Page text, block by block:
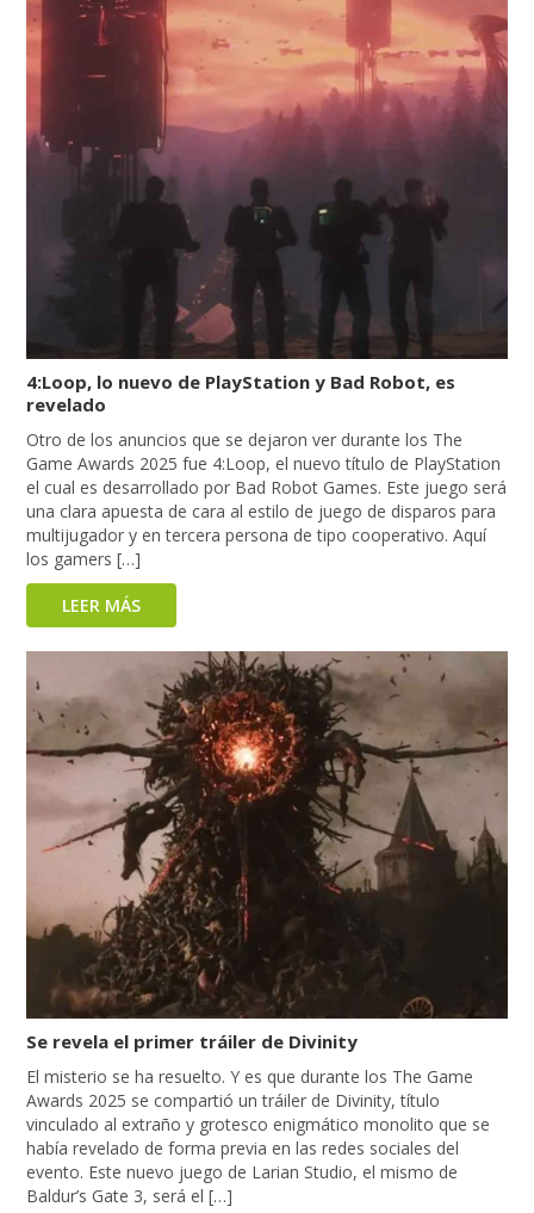
4:Loop, lo nuevo de PlayStation y Bad Robot, es
revelado
Otro de los anuncios que se dejaron ver durante los The
Game Awards 2025 fue 4:Loop, el nuevo título de PlayStation
el cual es desarrollado por Bad Robot Games. Este juego será
una clara apuesta de cara al estilo de juego de disparos para
multijugador y en tercera persona de tipo cooperativo. Aquí
los gamers […]
LEER MÁS
Se revela el primer tráiler de Divinity
El misterio se ha resuelto. Y es que durante los The Game
Awards 2025 se compartió un tráiler de Divinity, título
vinculado al extraño y grotesco enigmático monolito que se
había revelado de forma previa en las redes sociales del
evento. Este nuevo juego de Larian Studio, el mismo de
Baldur’s Gate 3, será el […]